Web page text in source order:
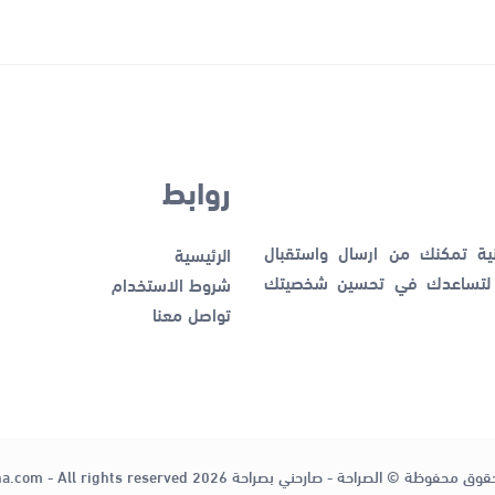
تمكنك من ارسال واستقبال
لتساعدك في تحسين شخصيتك
روابط
الرئيسية
شروط الاستخدام
تواصل معنا
محفوظة © الصراحة - صارحني بصراحة 2026 - All rights reserved